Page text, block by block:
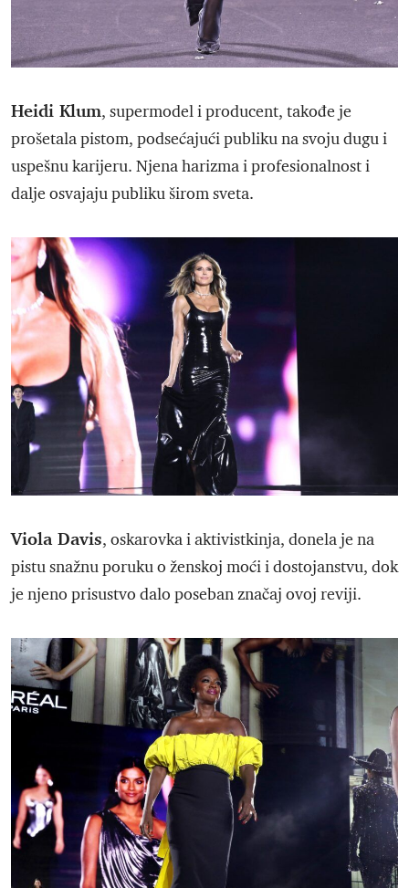
Heidi Klum, supermodel i producent, takođe je
prošetala pistom, podsećajući publiku na svoju dugu i
uspešnu karijeru. Njena harizma i profesionalnost i
dalje osvajaju publiku širom sveta.
Viola Davis, oskarovka i aktivistkinja, donela je na
pistu snažnu poruku o ženskoj moći i dostojanstvu, dok
je njeno prisustvo dalo poseban značaj ovoj reviji.